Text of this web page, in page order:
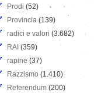
Prodi (52)
Provincia (139)
radici e valori (3.682)
RAI (359)
rapine (37)
Razzismo (1.410)
Referendum (200)